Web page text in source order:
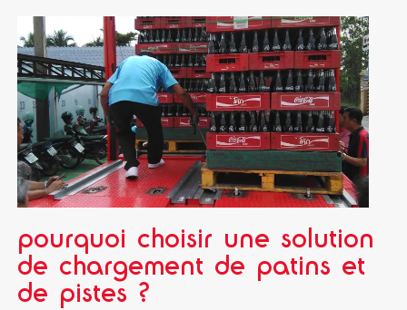
pourquoi choisir une solution
de chargement de patins et
de pistes ?